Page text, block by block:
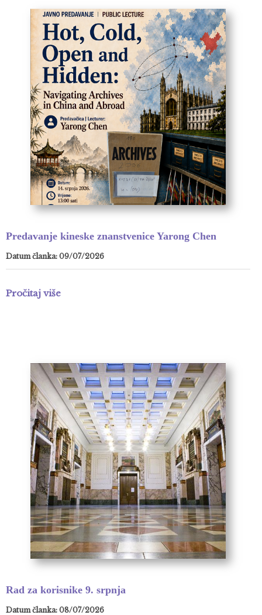
Predavanje kineske znanstvenice Yarong Chen
Datum članka: 09/07/2026
Pročitaj više
Rad za korisnike 9. srpnja
Datum članka: 08/07/2026